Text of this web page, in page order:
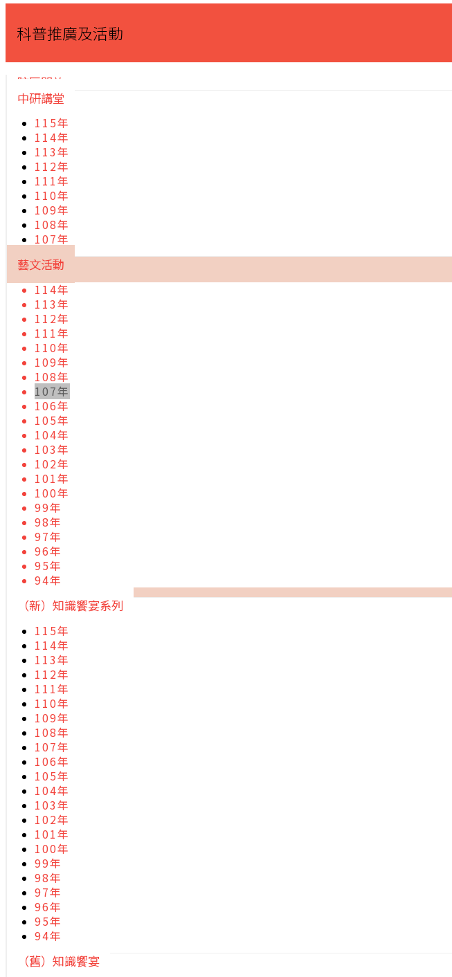
科普推廣及活動
院區開放
中研講堂
115年
114年
113年
112年
111年
110年
109年
108年
107年
藝文活動
114年
113年
112年
111年
110年
109年
108年
107年
106年
105年
104年
103年
102年
101年
100年
99年
98年
97年
96年
95年
94年
（新）知識饗宴系列
115年
114年
113年
112年
111年
110年
109年
108年
107年
106年
105年
104年
103年
102年
101年
100年
99年
98年
97年
96年
95年
94年
（舊）知識饗宴